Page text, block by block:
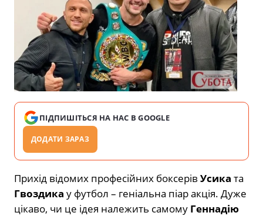
ПІДПИШІТЬСЯ НА НАС В GOOGLE
ДОДАТИ ЗАРАЗ
Прихід відомих професійних боксерів Усика та
Гвоздика у футбол – геніальна піар акція. Дуже
цікаво, чи це ідея належить самому Геннадію